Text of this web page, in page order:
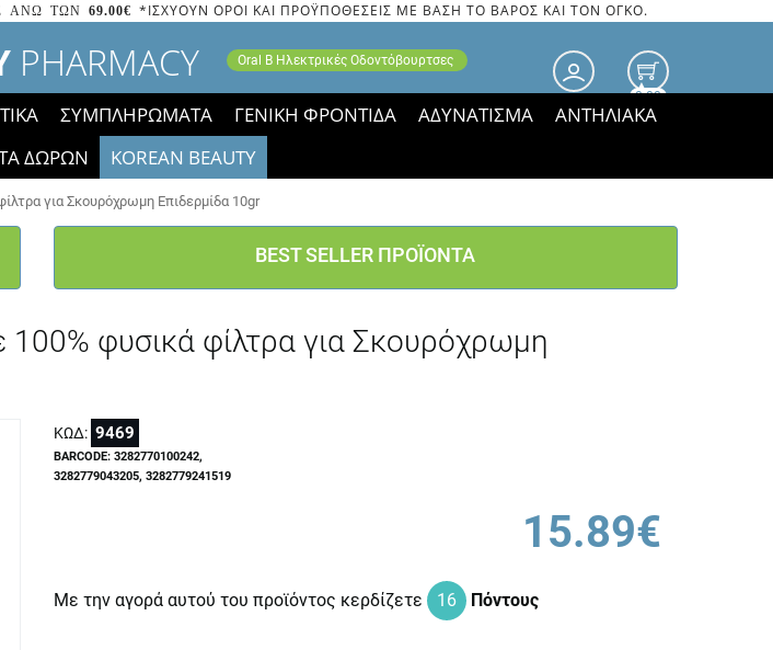
ΑΝΩ ΤΩΝ 69.00€ *ΙΣΧΥΟΥΝ ΟΡΟΙ ΚΑΙ ΠΡΟΫΠΟΘΕΣΕΙΣ ΜΕ ΒΑΣΗ ΤΟ ΒΑΡΟΣ ΚΑΙ ΤΟΝ ΟΓΚΟ.
PHARMACY Oral B Ηλεκτρικές Οδοντόβουρτσες
0.00
ΣΥΜΠΛΗΡΩΜΑΤΑ ΓΕΝΙΚΗ ΦΡΟΝΤΙΔΑ ΑΔΥΝΑΤΙΣΜΑ
ΑΝΤΗΛΙΑΚΑ
ΔΩΡΩΝ
KOREAN BEAUTY
έφυγαν, οι χαμηλές μας τιμές ΠΑΡΑΜΕΝΟΥΝ!
για Σκουρόχρωμη Επιδερμίδα 10gr
BEST SELLER ΠΡΟΪΟΝΤΑ
φυσικά φίλτρα για Σκουρόχρωμη
ΚΩΔ: 9469
BARCODE: 3282770100242,
3282779043205, 3282779241519
15.89€
Με την αγορά αυτού του προϊόντος κερδίζετε 16 Πόντους